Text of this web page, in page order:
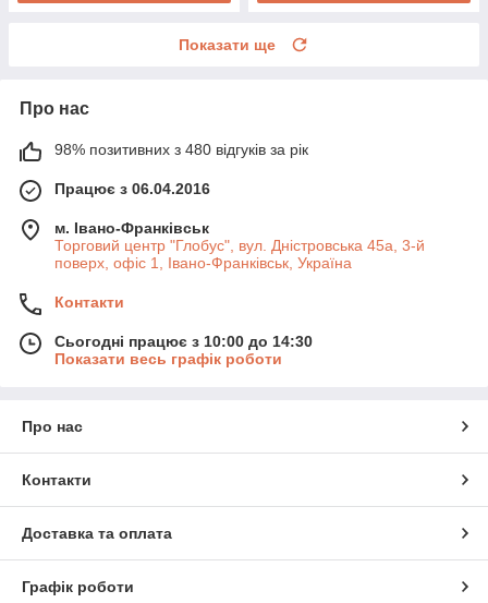
Показати ще
Про нас
98% позитивних з 480 відгуків за рік
Працює з 06.04.2016
м. Івано-Франківськ
Торговий центр "Глобус", вул. Дністровська 45а, 3-й
поверх, офіс 1, Івано-Франківськ, Україна
Контакти
Сьогодні працює з 10:00 до 14:30
Показати весь графік роботи
Про нас
Контакти
Доставка та оплата
Графік роботи